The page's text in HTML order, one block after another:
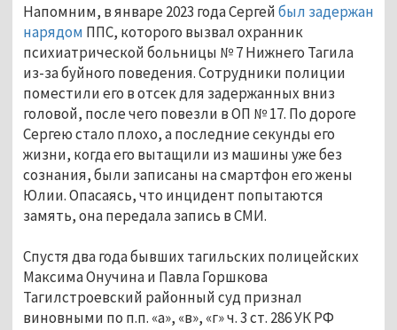
Напомним, в январе 2023 года Сергей был задержан
нарядом ППС, которого вызвал охранник
психиатрической больницы № 7 Нижнего Тагила
из-за буйного поведения. Сотрудники полиции
поместили его в отсек для задержанных вниз
головой, после чего повезли в ОП № 17. По дороге
Сергею стало плохо, а последние секунды его
жизни, когда его вытащили из машины уже без
сознания, были записаны на смартфон его жены
Юлии. Опасаясь, что инцидент попытаются
замять, она передала запись в СМИ.
Спустя два года бывших тагильских полицейских
Максима Онучина и Павла Горшкова
Тагилстроевский районный суд признал
виновными по п.п. «а», «в», «г» ч. 3 ст. 286 УК РФ